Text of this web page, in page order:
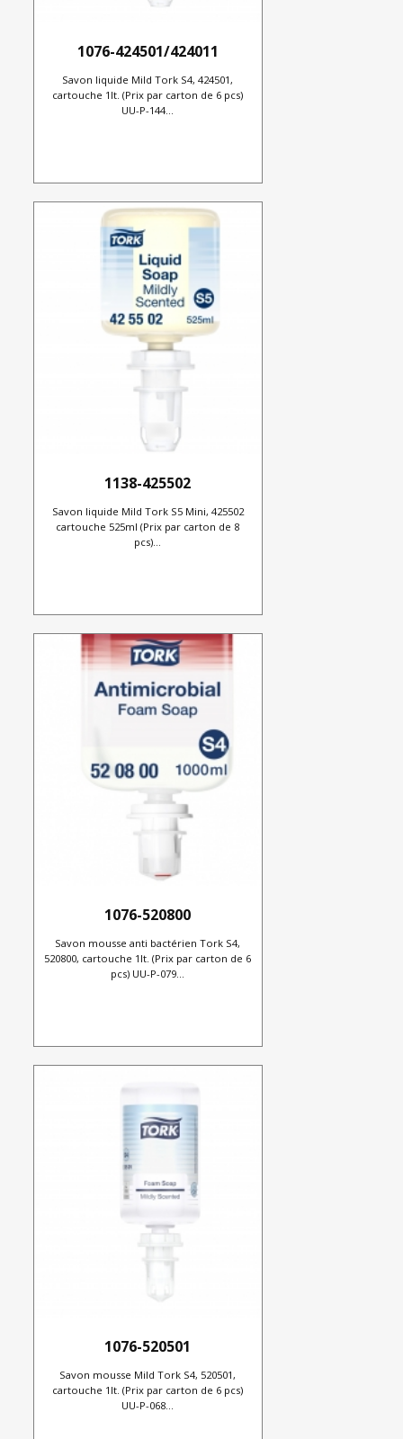
1076-424501/424011
Savon liquide Mild Tork S4, 424501,
cartouche 1lt. (Prix par carton de 6 pcs)
UU-P-144...
1138-425502
Savon liquide Mild Tork S5 Mini, 425502
cartouche 525ml (Prix par carton de 8
pcs)...
1076-520800
Savon mousse anti bactérien Tork S4,
520800, cartouche 1lt. (Prix par carton de 6
pcs) UU-P-079...
1076-520501
Savon mousse Mild Tork S4, 520501,
cartouche 1lt. (Prix par carton de 6 pcs)
UU-P-068...